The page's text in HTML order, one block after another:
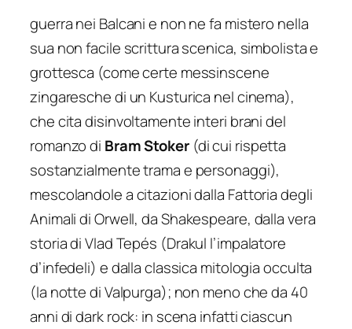
guerra nei Balcani e non ne fa mistero nella
sua non facile scrittura scenica, simbolista e
grottesca (come certe messinscene
zingaresche di un Kusturica nel cinema),
che cita disinvoltamente interi brani del
romanzo di Bram Stoker(di cui rispetta
sostanzialmente trama e personaggi),
mescolandole a citazioni dalla Fattoria degli
Animalidi Orwell, da Shakespeare, dalla vera
storia di Vlad Tepés (Drakul l’impalatore
d’infedeli) e dalla classica mitologia occulta
(la notte di Valpurga); non meno che da 40
anni di dark rock: in scena infatti ciascun